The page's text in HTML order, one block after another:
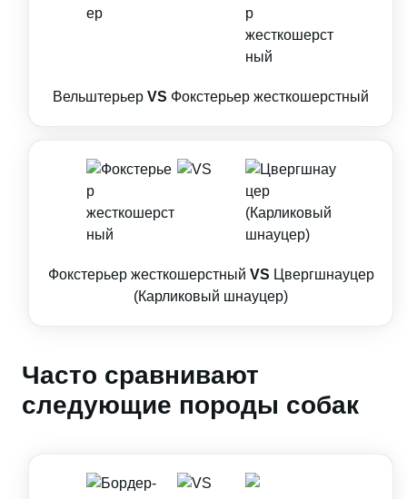
Вельштерьер VS Фокстерьер жесткошерстный
Фокстерьер жесткошерстный VS Цвергшнауцер
(Карликовый шнауцер)
Часто сравнивают
следующие породы собак